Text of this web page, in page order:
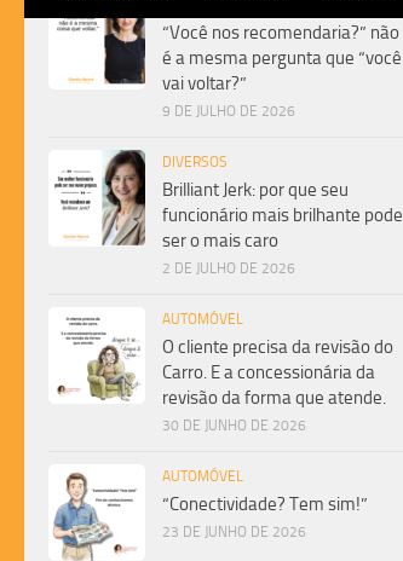
“Você nos recomendaria?” não
é a mesma pergunta que “você
vai voltar?”
9 DE JULHO DE 2026
DIVERSOS
Brilliant Jerk: por que seu
funcionário mais brilhante pode
ser o mais caro
2 DE JULHO DE 2026
AUTOMÓVEL
O cliente precisa da revisão do
Carro. E a concessionária da
revisão da forma que atende.
30 DE JUNHO DE 2026
AUTOMÓVEL
“Conectividade? Tem sim!”
23 DE JUNHO DE 2026